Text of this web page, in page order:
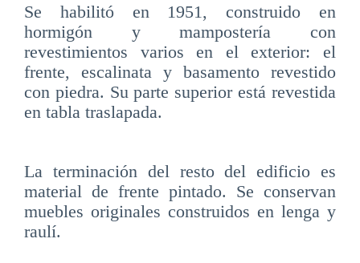
Se habilitó en 1951, construido en
hormigón y mampostería con
revestimientos varios en el exterior: el
frente, escalinata y basamento revestido
con piedra. Su parte superior está revestida
en tabla traslapada.
La terminación del resto del edificio es
material de frente pintado. Se conservan
muebles originales construidos en lenga y
raulí.